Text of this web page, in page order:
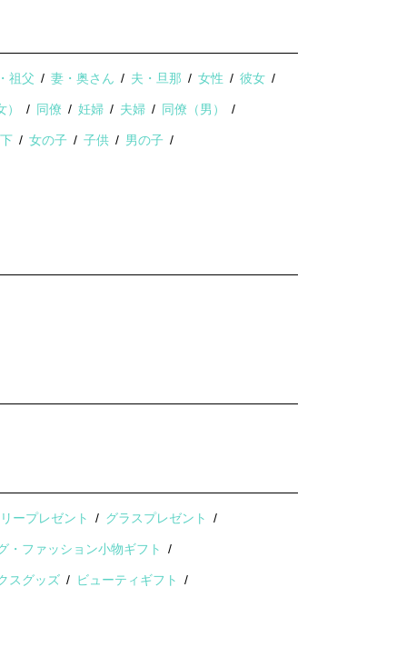
祖父 妻・奥さん 夫・旦那 女性 彼女
同僚 妊婦 夫婦 同僚（男）
女の子 子供 男の子
ープレゼント グラスプレゼント
・ファッション小物ギフト
スグッズ ビューティギフト